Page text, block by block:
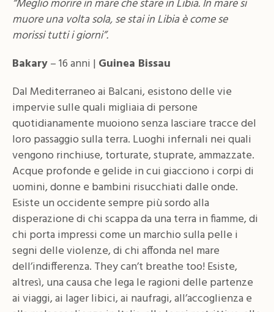
“Meglio morire in mare che stare in Libia. In mare si
muore una volta sola, se stai in Libia è come se
morissi tutti i giorni”.
Bakary– 16 anni | Guinea Bissau
Dal Mediterraneo ai Balcani, esistono delle vie
impervie sulle quali migliaia di persone
quotidianamente muoiono senza lasciare tracce del
loro passaggio sulla terra. Luoghi infernali nei quali
vengono rinchiuse, torturate, stuprate, ammazzate.
Acque profonde e gelide in cui giacciono i corpi di
uomini, donne e bambini risucchiati dalle onde.
Esiste un occidente sempre più sordo alla
disperazione di chi scappa da una terra in fiamme, di
chi porta impressi come un marchio sulla pelle i
segni delle violenze, di chi affonda nel mare
dell’indifferenza. They can’t breathe too! Esiste,
altresì, una causa che lega le ragioni delle partenze
ai viaggi, ai lager libici, ai naufragi, all’accoglienza e